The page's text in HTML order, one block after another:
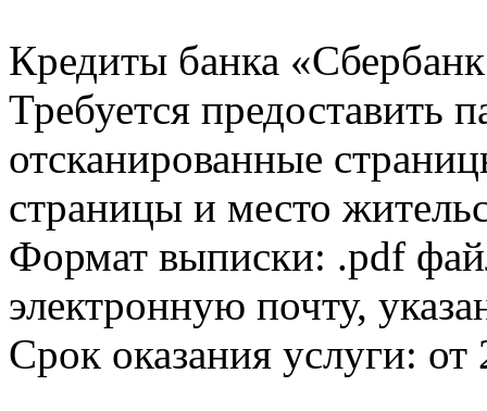
Кредиты банка
Требуется предоставить
отсканированные
страницы и место
Формат выписки: .pdf
электронную почту,
Срок оказания услуги: от